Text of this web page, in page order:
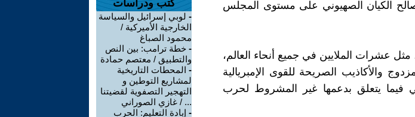
الكيان الصهيوني على مستوى المجلس
عشرات الملايين في جميع أنحاء العالم،
والأكاذيب الصريحة للقوى الإمبريالية
فيما يتعلق بدعمها غير المشروط لحرب
كتب ودراسات
- لوبي إسرائيل والسياسة
الخارجية الأميركية /
محمود الصباغ
- خطة ترامب: بين النص
والتطبيق / معتصم حمادة
- المحطات التاريخية
لمشاريع التوطين و
التهجير التصفوية لقضيتنا
... / غازي الصوراني
- إبادة التعليم: الحرب